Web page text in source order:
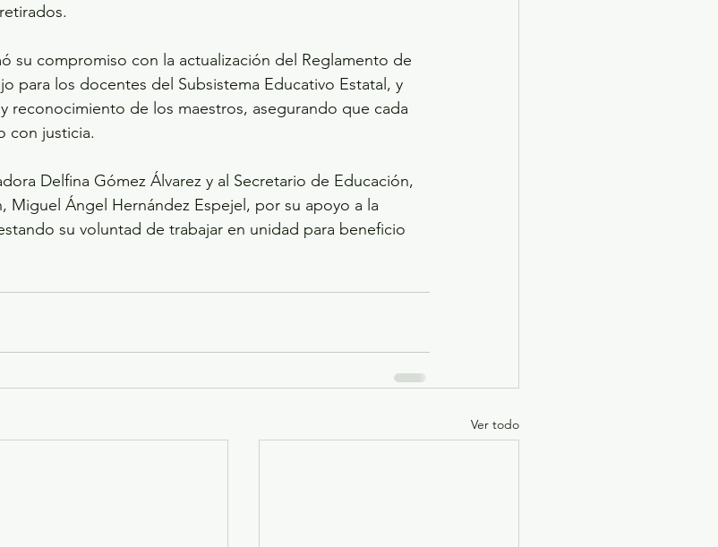
su compromiso con la actualización del Reglamento de
para los docentes del Subsistema Educativo Estatal, y
reconocimiento de los maestros, asegurando que cada
con justicia.
Delfina Gómez Álvarez y al Secretario de Educación,
Miguel Ángel Hernández Espejel, por su apoyo a la
su voluntad de trabajar en unidad para beneficio
Ver todo